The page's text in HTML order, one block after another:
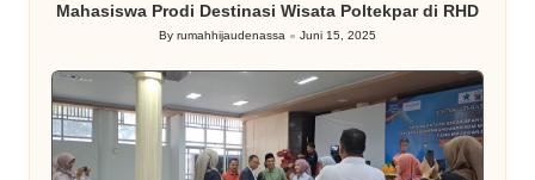
Mahasiswa Prodi Destinasi Wisata Poltekpar di RHD
Posted
By rumahhijaudenassa Juni 15, 2025